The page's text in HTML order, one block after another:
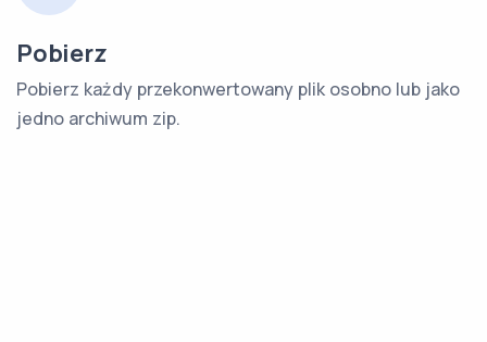
Pobierz
Pobierz każdy przekonwertowany plik osobno lub jako
jedno archiwum zip.